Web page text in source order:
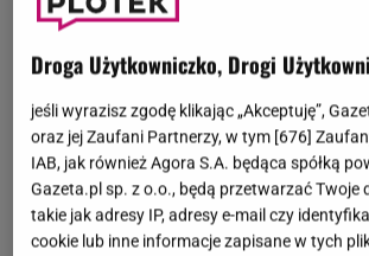
Droga Użytkowniczko, Drogi
jeśli wyrazisz zgodę klikając „Akceptuję”,
oraz jej Zaufani Partnerzy, w tym [676]
IAB, jak również Agora S.A. będąca spółką
Gazeta.pl sp. z o.o., będą przetwarzać Twoje
takie jak adresy IP, adresy e-mail czy
cookie lub inne informacje zapisane w tych